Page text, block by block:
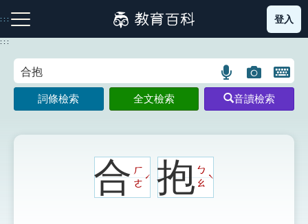
到
主
:::
注音索引圖示 筆畫索引圖示 部首索引表圖示
登入
:::
語
言
搜
圖
片
搜
開
鍵
圖
詞條檢索 全文檢索 音讀檢索
合ㄏ
ㄜ
ˊ 抱ㄅ
ㄠ
ˋ